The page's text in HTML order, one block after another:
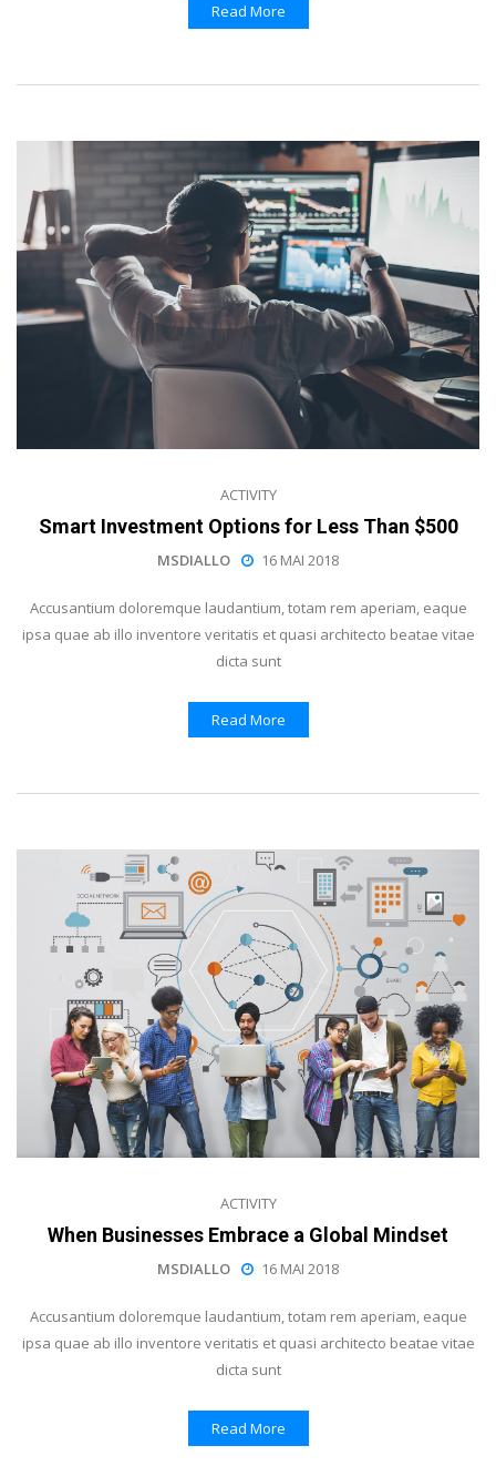
Read More
ACTIVITY
Smart Investment Options for Less Than $500
MSDIALLO 16 MAI 2018
Accusantium doloremque laudantium, totam rem aperiam, eaque
ipsa quae ab illo inventore veritatis et quasi architecto beatae vitae
dicta sunt
Read More
ACTIVITY
When Businesses Embrace a Global Mindset
MSDIALLO 16 MAI 2018
Accusantium doloremque laudantium, totam rem aperiam, eaque
ipsa quae ab illo inventore veritatis et quasi architecto beatae vitae
dicta sunt
Read More